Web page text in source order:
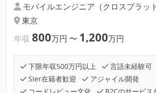
モバイルエンジニア（クロスプラッ
東京
年収 800万円 〜 1,200万円
下限年収500万円以上
言語未経験可
SIer在籍者歓迎
アジャイル開発